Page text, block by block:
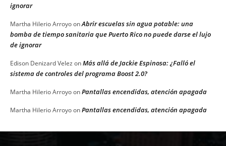
ignorar
Martha Hilerio ArroyoonAbrir escuelas sin agua potable: una
bomba de tiempo sanitaria que Puerto Rico no puede darse el lujo
de ignorar
Edison Denizard Velez onMás allá de Jackie Espinosa: ¿Falló el
sistema de controles del programa Boost 2.0?
Martha Hilerio ArroyoonPantallas encendidas, atención apagada
Martha Hilerio ArroyoonPantallas encendidas, atención apagada